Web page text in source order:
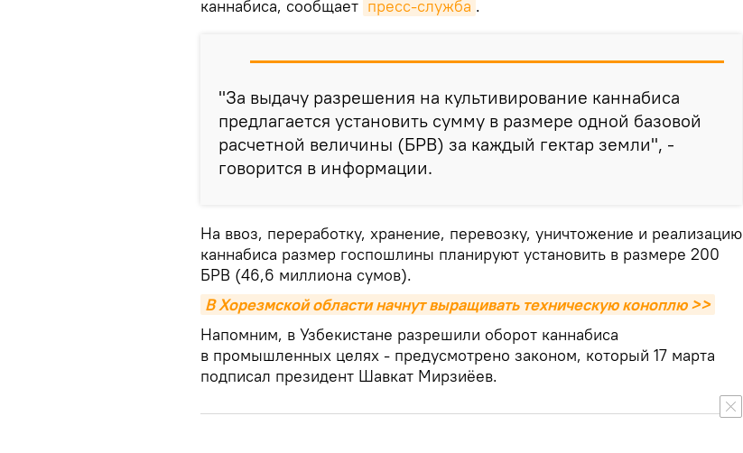
каннабиса, сообщает пресс-служба .
"За выдачу разрешения на культивирование каннабиса
предлагается установить сумму в размере одной базовой
расчетной величины (БРВ) за каждый гектар земли", -
говорится в информации.
На ввоз, переработку, хранение, перевозку, уничтожение и реализацию
каннабиса размер госпошлины планируют установить в размере 200
БРВ (46,6 миллиона сумов).
В Хорезмской области начнут выращивать техническую коноплю >>
Напомним, в Узбекистане разрешили оборот каннабиса
в промышленных целях - предусмотрено законом, который 17 марта
подписал президент Шавкат Мирзиёев.